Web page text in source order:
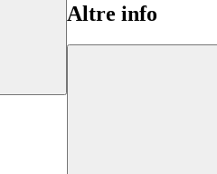
Altre info